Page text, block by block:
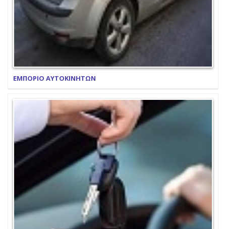
ΕΜΠΟΡΙΟ ΑΥΤΟΚΙΝΗΤΩΝ